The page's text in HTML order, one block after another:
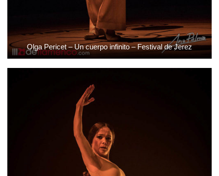
Olga Pericet – Un cuerpo infinito – Festival de Jerez